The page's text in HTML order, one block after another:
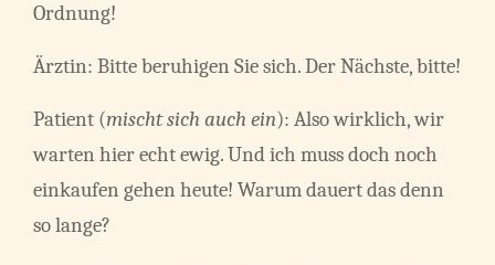
Ordnung!
Ärztin: Bitte beruhigen Sie sich. Der Nächste, bitte!
Patient (mischt sich auch ein): Also wirklich, wir
warten hier echt ewig. Und ich muss doch noch
einkaufen gehen heute! Warum dauert das denn
so lange?